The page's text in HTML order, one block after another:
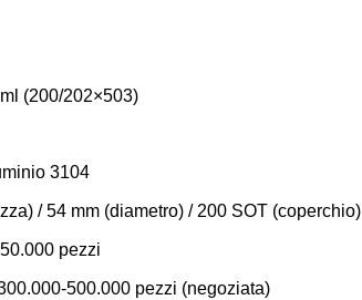
(200/202×503)
3104
/ 54 mm (diametro) / 200 SOT (coperchio)
pezzi
500.000 pezzi (negoziata)